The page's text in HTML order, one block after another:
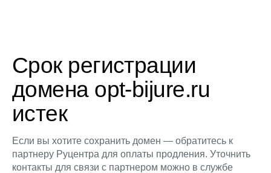
Срок регистрации
домена opt-bijure.ru
истек
Если вы хотите сохранить домен — обратитесь к
партнеру Руцентра для оплаты продления. Уточнить
контакты для связи с партнером можно в службе